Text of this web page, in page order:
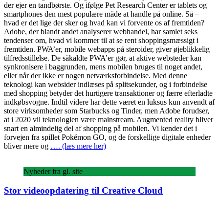
der ejer en tandbørste. Og ifølge Pet Research Center er tablets og
smartphones den mest populære måde at handle på online. Så –
hvad er det lige der sker og hvad kan vi forvente os af fremtiden?
Adobe, der blandt andet analyserer webhandel, har samlet seks
tendenser om, hvad vi kommer til at se rent shoppingsmæssigt i
fremtiden. PWA’er, mobile webapps på steroider, giver øjeblikkelig
tilfredsstillelse. De såkaldte PWA’er gør, at aktive websteder kan
synkronisere i baggrunden, mens mobilen bruges til noget andet,
eller når der ikke er nogen netværksforbindelse. Med denne
teknologi kan websider indlæses på splitsekunder, og i forbindelse
med shopping betyder det hurtigere transaktioner og færre efterladte
indkøbsvogne. Indtil videre har dette været en luksus kun anvendt af
store virksomheder som Starbucks og Tinder, men Adobe forudser,
at i 2020 vil teknologien være mainstream. Augmented reality bliver
snart en almindelig del af shopping på mobilen. Vi kender det i
forvejen fra spillet Pokémon GO, og de forskellige digitale enheder
bliver mere og …. (læs mere her)
Nyheder fra gl. site
Stor videoopdatering til Creative Cloud